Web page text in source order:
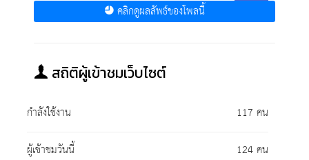
คลิกดูผลลัพธ์ของโพลนี้
สถิติผู้เข้าชมเว็บไซต์
กำลังใช้งาน
117 คน
ผู้เข้าชมวันนี้
124 คน